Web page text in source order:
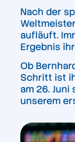
Nach der
aufläuft.
Ergebnis
Ob
Schritt ist
am 26.
unserem